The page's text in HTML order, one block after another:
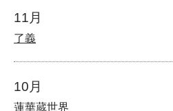
11月
了義
10月
蓮華蔵世界